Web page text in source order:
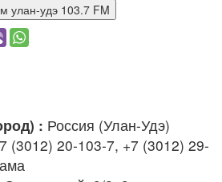
фм улан-удэ 103.7 FM
: Россия (Улан-Удэ)
7 (3012) 20-103-7, +7 (3012) 29-